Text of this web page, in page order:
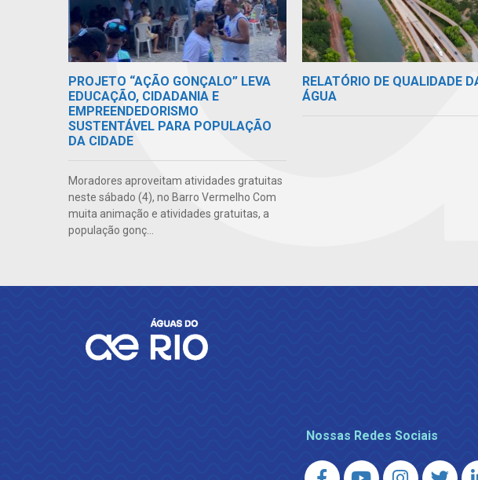
PROJETO “AÇÃO GONÇALO” LEVA
EDUCAÇÃO, CIDADANIA E
EMPREENDEDORISMO
SUSTENTÁVEL PARA POPULAÇÃO
DA CIDADE
Moradores aproveitam atividades gratuitas
neste sábado (4), no Barro Vermelho Com
muita animação e atividades gratuitas, a
população gonç...
RELATÓRIO DE QUALIDADE
ÁGUA
Nossas Redes Sociais